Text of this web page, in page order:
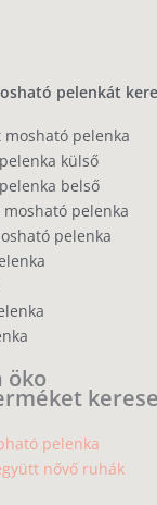
pelenkát
mosható pelenka
külső
belső
mosható pelenka
pelenka
öko
pelenka
nővő ruhák